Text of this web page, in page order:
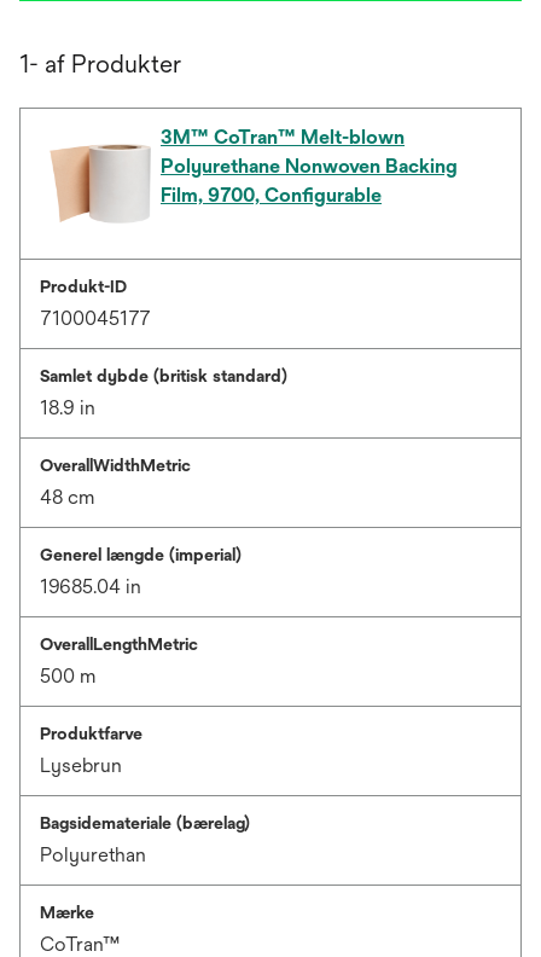
1- af Produkter
3M™ CoTran™ Melt-blown
Polyurethane Nonwoven Backing
Film, 9700, Configurable
Produkt-ID
7100045177
Samlet dybde (britisk standard)
18.9 in
OverallWidthMetric
48 cm
Generel længde (imperial)
19685.04 in
OverallLengthMetric
500 m
Produktfarve
Lysebrun
Bagsidemateriale (bærelag)
Polyurethan
Mærke
CoTran™